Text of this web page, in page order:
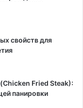
свойств для
Fried Steak):
панировки